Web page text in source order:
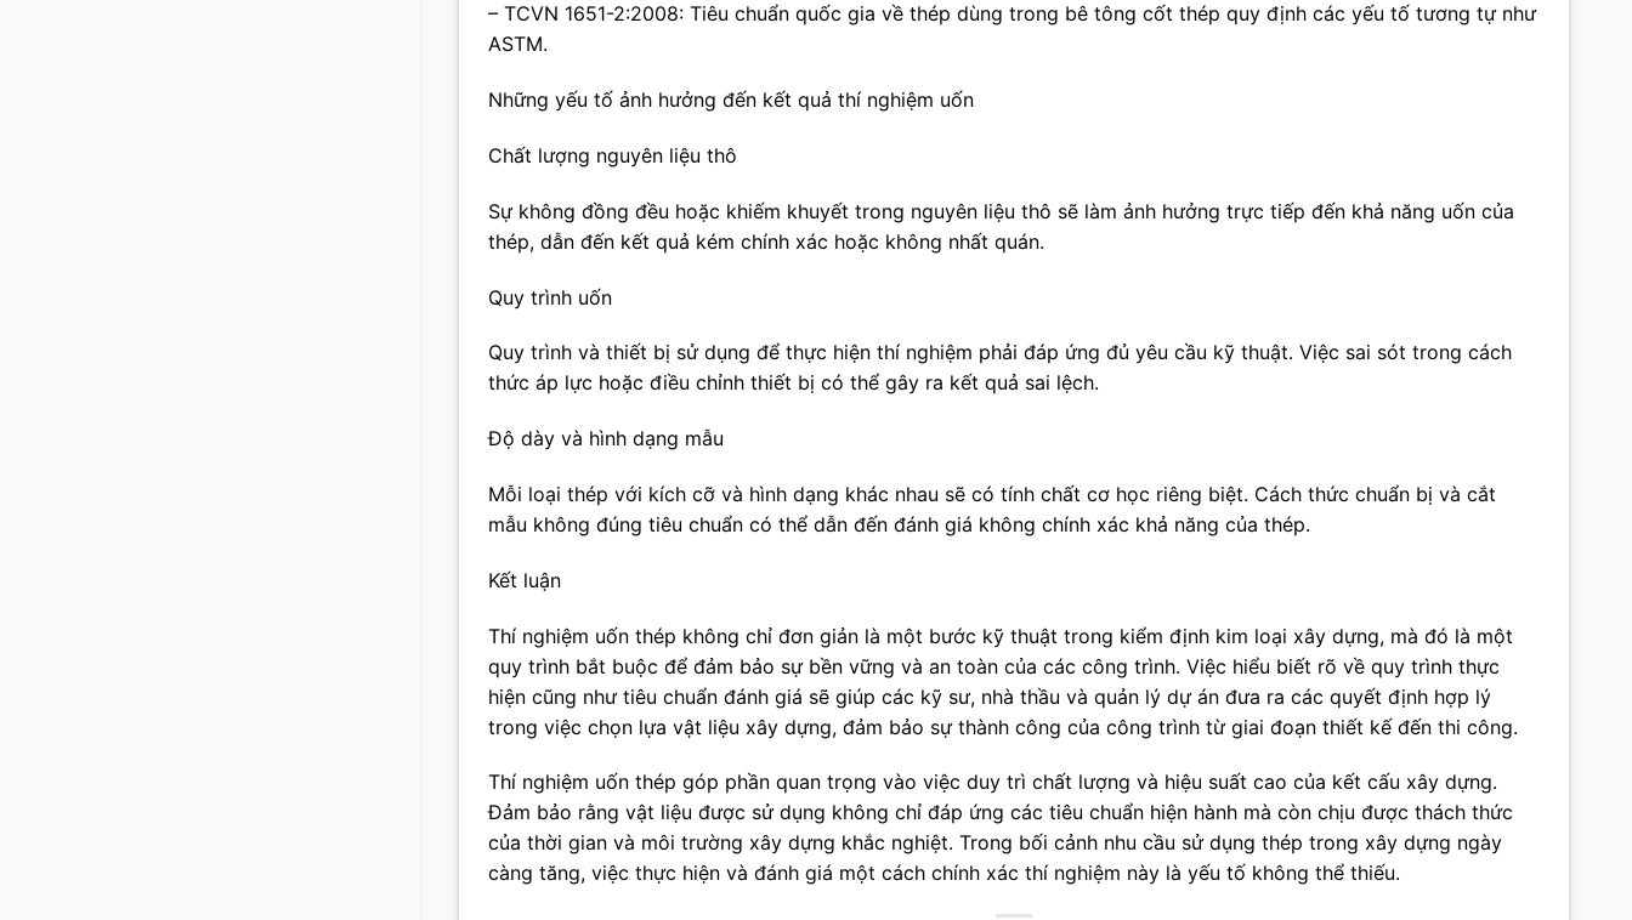
– TCVN 1651-2:2008: Tiêu chuẩn quốc gia về thép dùng trong bê tông cốt thép quy định các yếu tố tương tự như
ASTM.
Những yếu tố ảnh hưởng đến kết quả thí nghiệm uốn
Chất lượng nguyên liệu thô
Sự không đồng đều hoặc khiếm khuyết trong nguyên liệu thô sẽ làm ảnh hưởng trực tiếp đến khả năng uốn của
thép, dẫn đến kết quả kém chính xác hoặc không nhất quán.
Quy trình uốn
Quy trình và thiết bị sử dụng để thực hiện thí nghiệm phải đáp ứng đủ yêu cầu kỹ thuật. Việc sai sót trong cách
thức áp lực hoặc điều chỉnh thiết bị có thể gây ra kết quả sai lệch.
Độ dày và hình dạng mẫu
Mỗi loại thép với kích cỡ và hình dạng khác nhau sẽ có tính chất cơ học riêng biệt. Cách thức chuẩn bị và cắt
mẫu không đúng tiêu chuẩn có thể dẫn đến đánh giá không chính xác khả năng của thép.
Kết luận
Thí nghiệm uốn thép không chỉ đơn giản là một bước kỹ thuật trong kiểm định kim loại xây dựng, mà đó là một
quy trình bắt buộc để đảm bảo sự bền vững và an toàn của các công trình. Việc hiểu biết rõ về quy trình thực
hiện cũng như tiêu chuẩn đánh giá sẽ giúp các kỹ sư, nhà thầu và quản lý dự án đưa ra các quyết định hợp lý
trong việc chọn lựa vật liệu xây dựng, đảm bảo sự thành công của công trình từ giai đoạn thiết kế đến thi công.
Thí nghiệm uốn thép góp phần quan trọng vào việc duy trì chất lượng và hiệu suất cao của kết cấu xây dựng.
Đảm bảo rằng vật liệu được sử dụng không chỉ đáp ứng các tiêu chuẩn hiện hành mà còn chịu được thách thức
của thời gian và môi trường xây dựng khắc nghiệt. Trong bối cảnh nhu cầu sử dụng thép trong xây dựng ngày
càng tăng, việc thực hiện và đánh giá một cách chính xác thí nghiệm này là yếu tố không thể thiếu.